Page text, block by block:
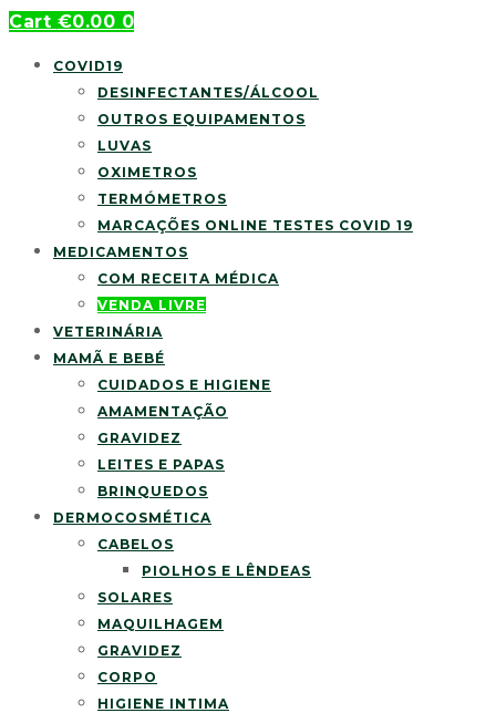
Cart €0.00 0
COVID19
DESINFECTANTES/ÁLCOOL
OUTROS EQUIPAMENTOS
LUVAS
OXIMETROS
TERMÓMETROS
MARCAÇÕES ONLINE TESTES COVID 19
MEDICAMENTOS
COM RECEITA MÉDICA
VENDA LIVRE
VETERINÁRIA
MAMÃ E BEBÉ
CUIDADOS E HIGIENE
AMAMENTAÇÃO
GRAVIDEZ
LEITES E PAPAS
BRINQUEDOS
DERMOCOSMÉTICA
CABELOS
PIOLHOS E LÊNDEAS
SOLARES
MAQUILHAGEM
GRAVIDEZ
CORPO
HIGIENE INTIMA